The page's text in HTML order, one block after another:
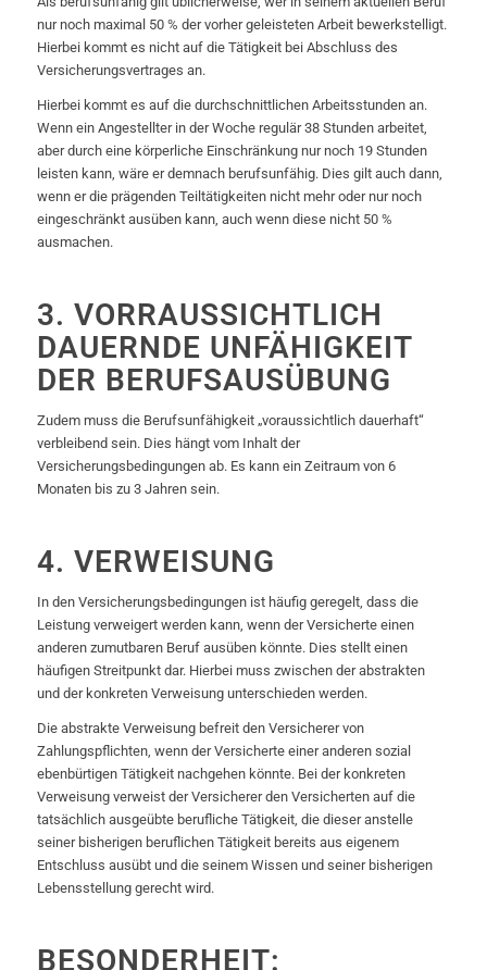
nur noch maximal 50 % der vorher geleisteten Arbeit bewerkstelligt.
Hierbei kommt es nicht auf die Tätigkeit bei Abschluss des
Versicherungsvertrages an.
Hierbei kommt es auf die durchschnittlichen Arbeitsstunden an.
Wenn ein Angestellter in der Woche regulär 38 Stunden arbeitet,
aber durch eine körperliche Einschränkung nur noch 19 Stunden
leisten kann, wäre er demnach berufsunfähig. Dies gilt auch dann,
wenn er die prägenden Teiltätigkeiten nicht mehr oder nur noch
eingeschränkt ausüben kann, auch wenn diese nicht 50 %
ausmachen.
3. VORRAUSSICHTLICH
DAUERNDE UNFÄHIGKEIT
DER BERUFSAUSÜBUNG
Zudem muss die Berufsunfähigkeit „voraussichtlich dauerhaft“
verbleibend sein. Dies hängt vom Inhalt der
Versicherungsbedingungen ab. Es kann ein Zeitraum von 6
Monaten bis zu 3 Jahren sein.
4. VERWEISUNG
In den Versicherungsbedingungen ist häufig geregelt, dass die
Leistung verweigert werden kann, wenn der Versicherte einen
anderen zumutbaren Beruf ausüben könnte. Dies stellt einen
häufigen Streitpunkt dar. Hierbei muss zwischen der abstrakten
und der konkreten Verweisung unterschieden werden.
Die abstrakte Verweisung befreit den Versicherer von
Zahlungspflichten, wenn der Versicherte einer anderen sozial
ebenbürtigen Tätigkeit nachgehen könnte. Bei der konkreten
Verweisung verweist der Versicherer den Versicherten auf die
tatsächlich ausgeübte berufliche Tätigkeit, die dieser anstelle
seiner bisherigen beruflichen Tätigkeit bereits aus eigenem
Entschluss ausübt und die seinem Wissen und seiner bisherigen
Lebensstellung gerecht wird.
BESONDERHEIT: